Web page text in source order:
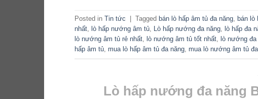
Posted in Tin tức Tagged bán lò hấp âm tủ đa năng, bán lò
nhất, lò hấp nướng âm tủ, Lò hấp nướng đa năng, lò hấp đa
lò nướng âm tủ rẻ nhất, lò nướng âm tủ tốt nhất, lò nướng đa
hấp âm tủ, mua lò hấp âm tủ đa năng, mua lò nướng âm tủ
Lò hấp nướng đa năng